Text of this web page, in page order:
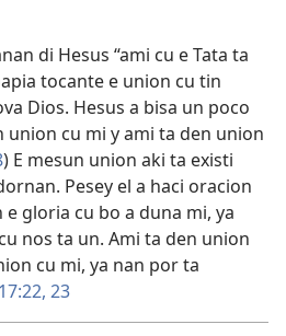
di Hesus “ami cu e Tata ta
tocante e union cu tin
Dios. Hesus a bisa un poco
union cu mi y ami ta den union
) E mesun union aki ta existi
Pesey el a haci oracion
e gloria cu bo a duna mi, ya
nos ta un. Ami ta den union
cu mi, ya nan por ta
23